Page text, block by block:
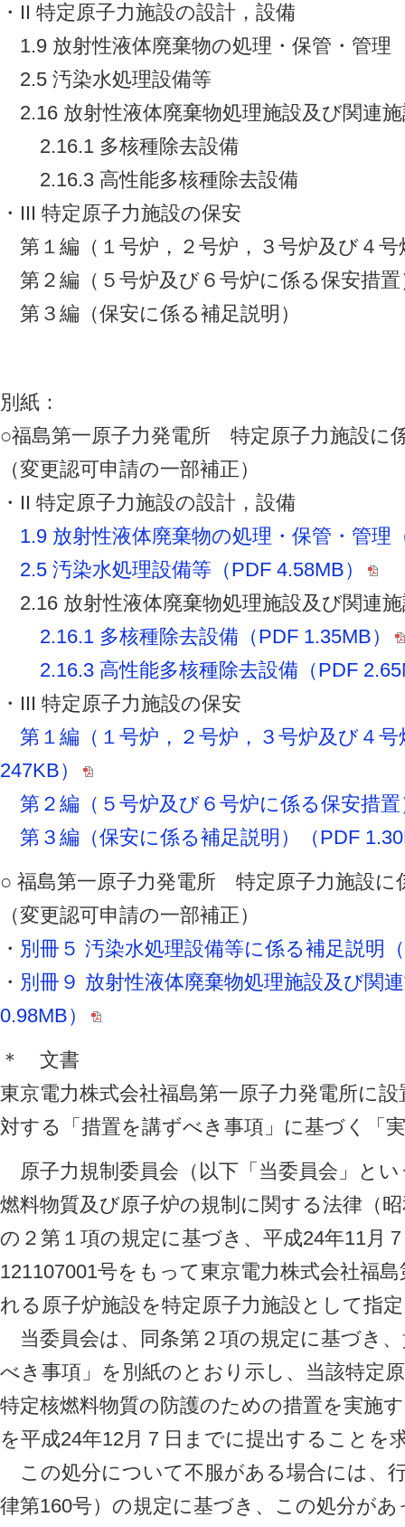
・II 特定原子力施設の設計，設備
1.9 放射性液体廃棄物の処理・保管・管理
2.5 汚染水処理設備等
2.16 放射性液体廃棄物処理施設及び関連
2.16.1 多核種除去設備
2.16.3 高性能多核種除去設備
・III 特定原子力施設の保安
第１編（１号炉，２号炉，３号炉及び４
第２編（５号炉及び６号炉に係る保安措置
第３編（保安に係る補足説明）
別紙：
○福島第一原子力発電所 特定原子力施設に
（変更認可申請の一部補正）
・II 特定原子力施設の設計，設備
1.9 放射性液体廃棄物の処理・保管・管理
2.5 汚染水処理設備等（PDF 4.58MB）
2.16 放射性液体廃棄物処理施設及び関連
2.16.1 多核種除去設備（PDF 1.35MB）
2.16.3 高性能多核種除去設備（PDF
・III 特定原子力施設の保安
第１編（１号炉，２号炉，３号炉及び４
247KB）
第２編（５号炉及び６号炉に係る保安措
第３編（保安に係る補足説明）（PDF
○ 福島第一原子力発電所 特定原子力施設
（変更認可申請の一部補正）
・ 別冊５ 汚染水処理設備等に係る補足説明
・ 別冊９ 放射性液体廃棄物処理施設及び関
0.98MB）
＊ 文書
東京電力株式会社福島第一原子力発電所に
対する「措置を講ずべき事項」に基づく「
原子力規制委員会（以下「当委員会」と
燃料物質及び原子炉の規制に関する法律（
の２第１項の規定に基づき、平成24年11月
121107001号をもって東京電力株式会社福
れる原子炉施設を特定原子力施設として指
当委員会は、同条第２項の規定に基づき
べき事項」を別紙のとおり示し、当該特定
特定核燃料物質の防護のための措置を実施
を平成24年12月７日までに提出することを
この処分について不服がある場合には、
律第160号）の規定に基づき、この処分が